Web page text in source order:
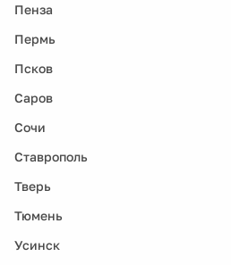
Пенза
Пермь
Псков
Саров
Сочи
Ставрополь
Тверь
Тюмень
Усинск